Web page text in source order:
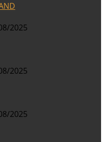
2025
2025
2025